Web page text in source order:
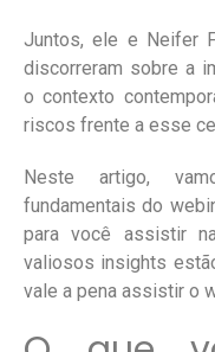
Juntos, ele e Neifer
discorreram sobre a
o contexto
riscos frente a esse
Neste artigo,
fundamentais do
para você assistir
valiosos insights
vale a pena assistir o